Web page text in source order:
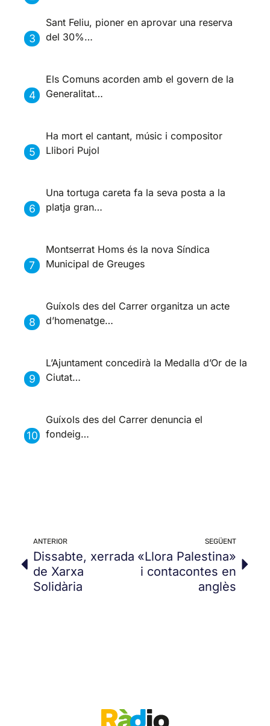
Sant Feliu, pioner en aprovar una reserva
del 30%…
Els Comuns acorden amb el govern de la
Generalitat…
Ha mort el cantant, músic i compositor
Llibori Pujol
Una tortuga careta fa la seva posta a la
platja gran…
Montserrat Homs és la nova Síndica
Municipal de Greuges
Guíxols des del Carrer organitza un acte
d’homenatge…
L’Ajuntament concedirà la Medalla d’Or de la
Ciutat…
Guíxols des del Carrer denuncia el
fondeig…
ANTERIOR
Dissabte, xerrada
de Xarxa
Solidària
SEGÜENT
«Llora Palestina»
i contacontes en
anglès